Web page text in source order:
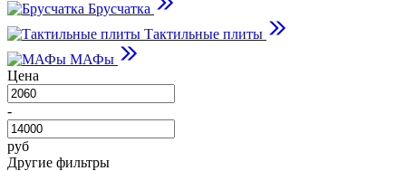
Брусчатка
Тактильные плиты
МАФы
Цена
-
руб
Другие фильтры